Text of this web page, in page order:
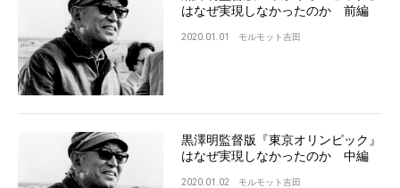
はなぜ実現しなかったのか 前編
2020.01.01 モルモット吉田
黒澤明監督版『東京オリンピック』
はなぜ実現しなかったのか 中編
2020.01.02 モルモット吉田